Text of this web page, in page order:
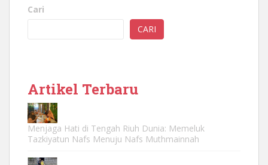
Cari
CARI
Artikel Terbaru
Menjaga Hati di Tengah Riuh Dunia: Memeluk
Tazkiyatun Nafs Menuju Nafs Muthmainnah